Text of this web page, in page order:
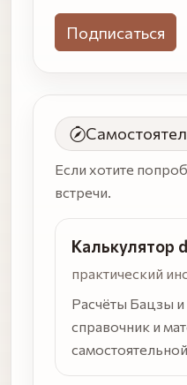
Если хотите
встречи.
Калькулятор
практический
Расчёты Бацзы
справочник и